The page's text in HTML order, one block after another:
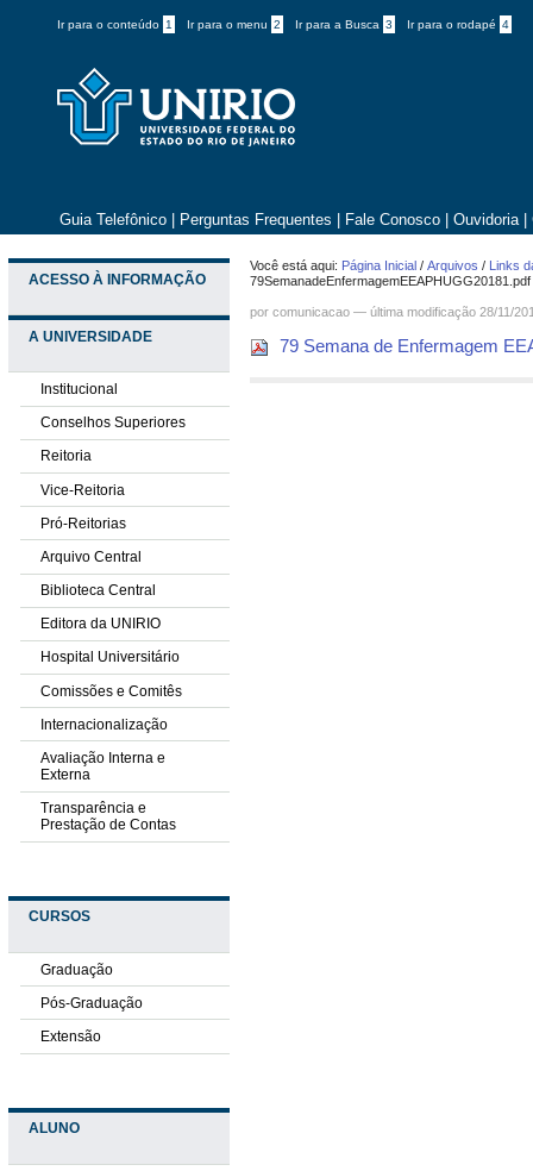
Ir para o conteúdo 1 Ir para o menu 2 Ir para a Busca 3 Ir para o rodapé 4
Guia Telefônico Perguntas Frequentes Fale Conosco Ouvidoria
ACESSO À INFORMAÇÃO
A UNIVERSIDADE
Institucional
Conselhos Superiores
Reitoria
Vice-Reitoria
Pró-Reitorias
Arquivo Central
Biblioteca Central
Editora da UNIRIO
Hospital Universitário
Comissões e Comitês
Internacionalização
Avaliação Interna e
Externa
Transparência e
Prestação de Contas
CURSOS
Graduação
Pós-Graduação
Extensão
ALUNO
Você está aqui: Página Inicial /Arquivos / Links
79SemanadeEnfermagemEEAPHUGG20181.pdf
por comunicacao —última modificação 28/11/
79 Semana de Enfermagem